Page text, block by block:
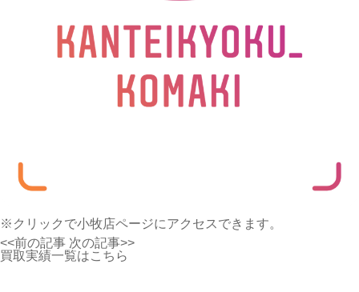
※クリックで小牧店ページにアクセスできます。
<<前の記事 次の記事>>
買取実績一覧はこちら